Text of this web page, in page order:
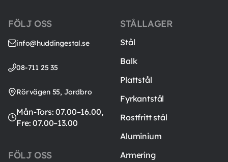
FÖLJ OSS
info@huddingestal.se
08-711 25 35
Rörvägen 55, Jordbro
Mån-Tors: 07.00–16.00,
Fre: 07.00–13.00
FÖLJ OSS
STÅLLAGER
Stål
Balk
Plattstål
Fyrkantstål
Rostfritt stål
Aluminium
Armering